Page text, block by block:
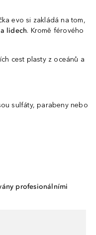
evo si zakládá na tom,
lidech. Kromě férového
cest plasty z oceánů a
sulfáty, parabeny nebo
profesionálními